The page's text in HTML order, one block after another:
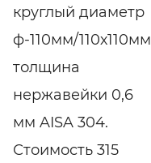
круглый диаметр
ф-110мм/110х110мм
толщина
нержавейки 0,6
мм AISA 304.
Стоимость 315